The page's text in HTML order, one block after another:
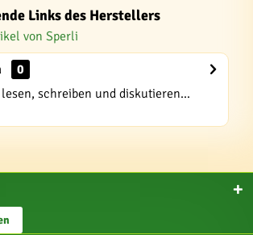
Links des Herstellers
von Sperli
0
schreiben und diskutieren...